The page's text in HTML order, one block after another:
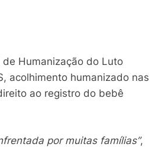
Humanização do Luto
acolhimento humanizado nas
ao registro do bebê
por muitas famílias”,